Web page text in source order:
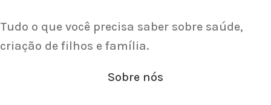
Tudo o que você precisa saber sobre saúde,
criação de filhos e família.
Sobre nós